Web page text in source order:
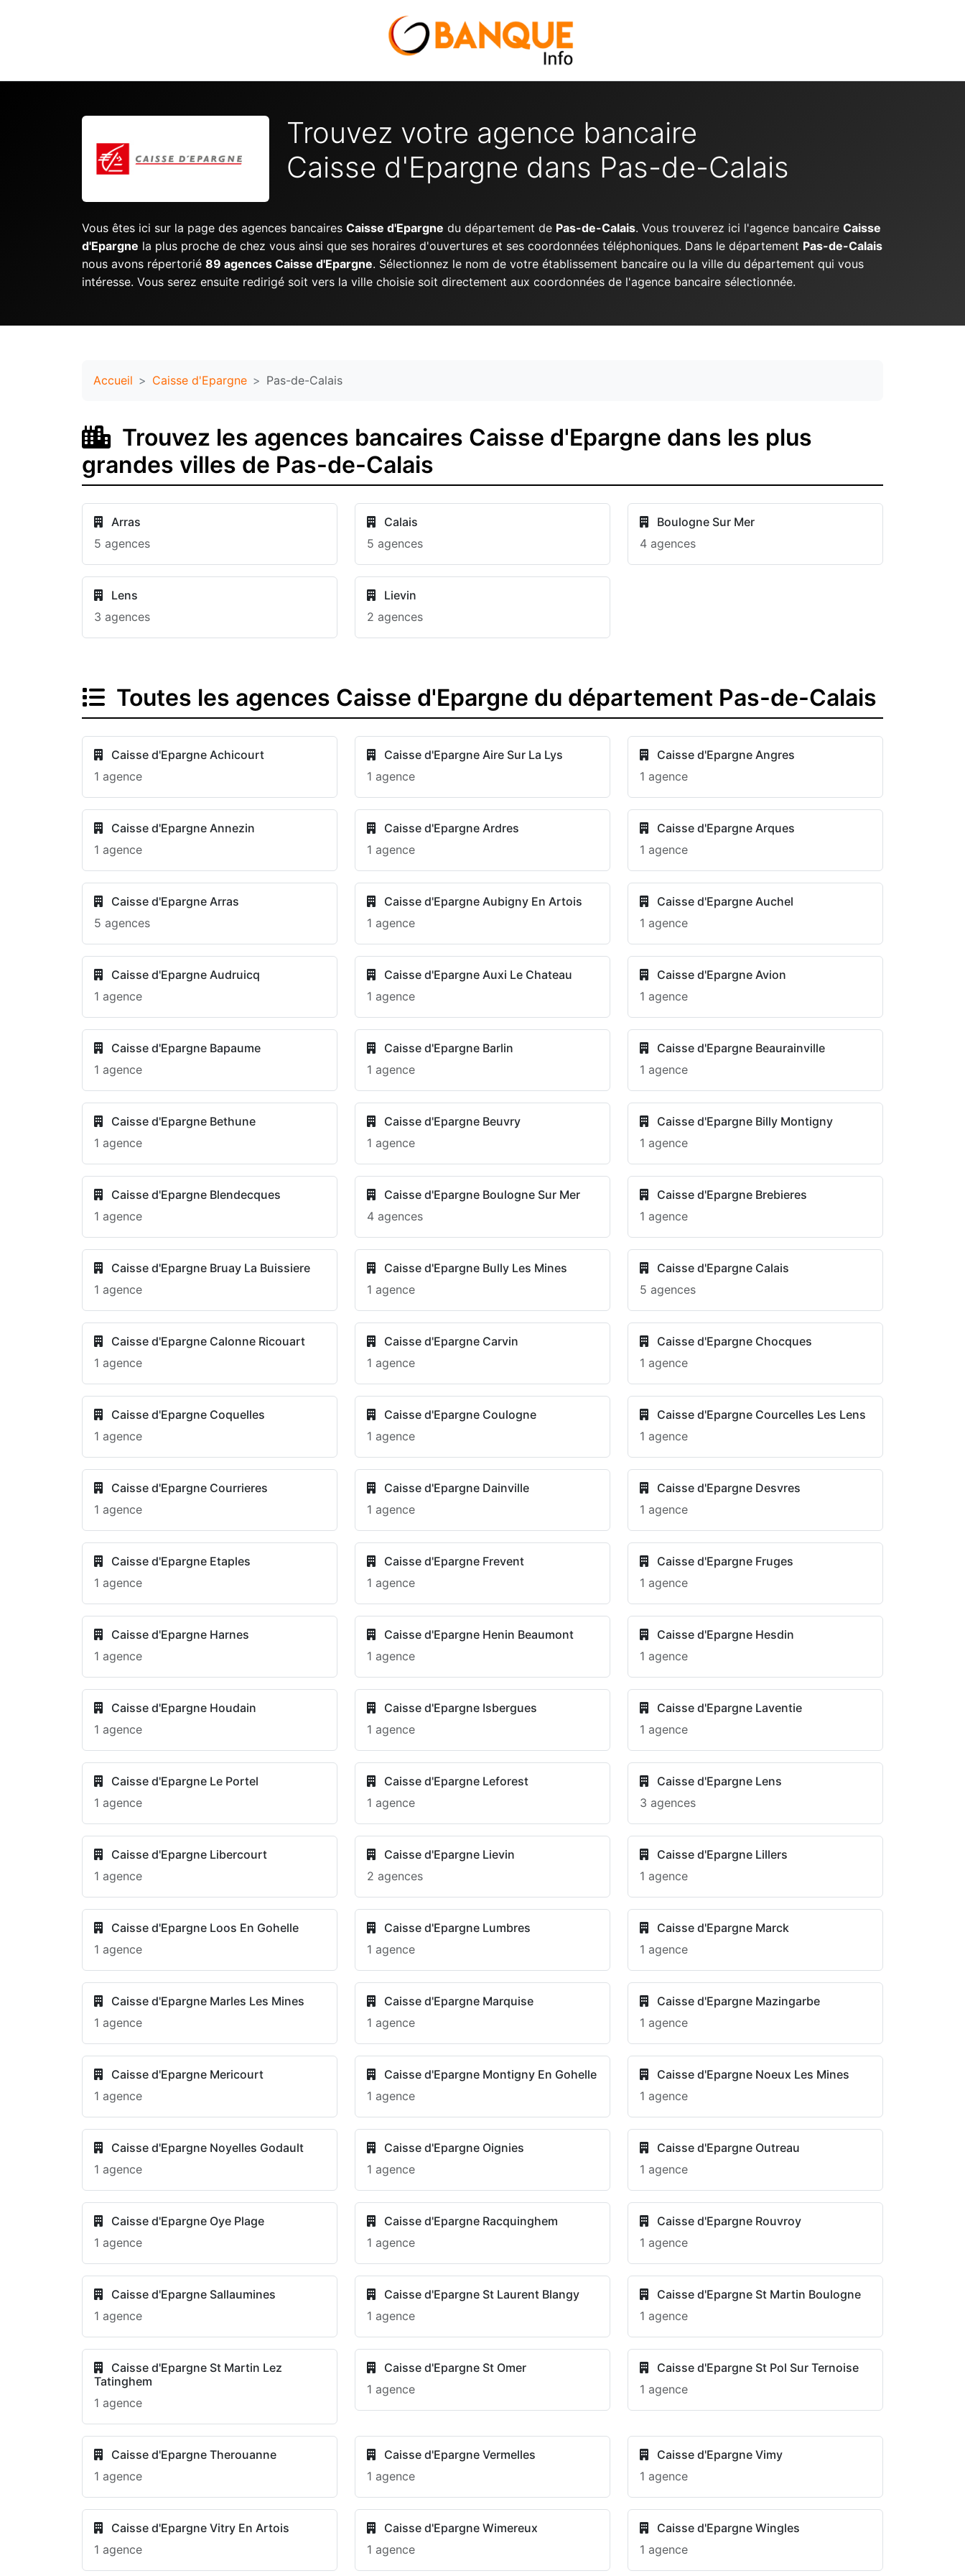
Trouvez votre agence bancaire
Caisse d'Epargne dans Pas-de-Calais
Vous êtes ici sur la page des agences bancaires Caisse d'Epargne du département de Pas-de-Calais. Vous trouverez ici l'agence bancaire Caisse
d'Epargne la plus proche de chez vous ainsi que ses horaires d'ouvertures et ses coordonnées téléphoniques. Dans le département Pas-de-Calais
nous avons répertorié 89 agences Caisse d'Epargne. Sélectionnez le nom de votre établissement bancaire ou la ville du département qui vous
intéresse. Vous serez ensuite redirigé soit vers la ville choisie soit directement aux coordonnées de l'agence bancaire sélectionnée.
Accueil Caisse d'Epargne Pas-de-Calais
Trouvez les agences bancaires Caisse d'Epargne dans les plus
grandes villes de Pas-de-Calais
Arras
5 agences
Calais
5 agences
Boulogne Sur Mer
4 agences
Lens
3 agences
Lievin
2 agences
Toutes les agences Caisse d'Epargne du département Pas-de-Calais
Caisse d'Epargne Achicourt
1 agence
Caisse d'Epargne Aire Sur La Lys
1 agence
Caisse d'Epargne Angres
1 agence
Caisse d'Epargne Annezin
1 agence
Caisse d'Epargne Ardres
1 agence
Caisse d'Epargne Arques
1 agence
Caisse d'Epargne Arras
5 agences
Caisse d'Epargne Aubigny En Artois
1 agence
Caisse d'Epargne Auchel
1 agence
Caisse d'Epargne Audruicq
1 agence
Caisse d'Epargne Auxi Le Chateau
1 agence
Caisse d'Epargne Avion
1 agence
Caisse d'Epargne Bapaume
1 agence
Caisse d'Epargne Barlin
1 agence
Caisse d'Epargne Beaurainville
1 agence
Caisse d'Epargne Bethune
1 agence
Caisse d'Epargne Beuvry
1 agence
Caisse d'Epargne Billy Montigny
1 agence
Caisse d'Epargne Blendecques
1 agence
Caisse d'Epargne Boulogne Sur Mer
4 agences
Caisse d'Epargne Brebieres
1 agence
Caisse d'Epargne Bruay La Buissiere
1 agence
Caisse d'Epargne Bully Les Mines
1 agence
Caisse d'Epargne Calais
5 agences
Caisse d'Epargne Calonne Ricouart
1 agence
Caisse d'Epargne Carvin
1 agence
Caisse d'Epargne Chocques
1 agence
Caisse d'Epargne Coquelles
1 agence
Caisse d'Epargne Coulogne
1 agence
Caisse d'Epargne Courcelles Les Lens
1 agence
Caisse d'Epargne Courrieres
1 agence
Caisse d'Epargne Dainville
1 agence
Caisse d'Epargne Desvres
1 agence
Caisse d'Epargne Etaples
1 agence
Caisse d'Epargne Frevent
1 agence
Caisse d'Epargne Fruges
1 agence
Caisse d'Epargne Harnes
1 agence
Caisse d'Epargne Henin Beaumont
1 agence
Caisse d'Epargne Hesdin
1 agence
Caisse d'Epargne Houdain
1 agence
Caisse d'Epargne Isbergues
1 agence
Caisse d'Epargne Laventie
1 agence
Caisse d'Epargne Le Portel
1 agence
Caisse d'Epargne Leforest
1 agence
Caisse d'Epargne Lens
3 agences
Caisse d'Epargne Libercourt
1 agence
Caisse d'Epargne Lievin
2 agences
Caisse d'Epargne Lillers
1 agence
Caisse d'Epargne Loos En Gohelle
1 agence
Caisse d'Epargne Lumbres
1 agence
Caisse d'Epargne Marck
1 agence
Caisse d'Epargne Marles Les Mines
1 agence
Caisse d'Epargne Marquise
1 agence
Caisse d'Epargne Mazingarbe
1 agence
Caisse d'Epargne Mericourt
1 agence
Caisse d'Epargne Montigny En Gohelle
1 agence
Caisse d'Epargne Noeux Les Mines
1 agence
Caisse d'Epargne Noyelles Godault
1 agence
Caisse d'Epargne Oignies
1 agence
Caisse d'Epargne Outreau
1 agence
Caisse d'Epargne Oye Plage
1 agence
Caisse d'Epargne Racquinghem
1 agence
Caisse d'Epargne Rouvroy
1 agence
Caisse d'Epargne Sallaumines
1 agence
Caisse d'Epargne St Laurent Blangy
1 agence
Caisse d'Epargne St Martin Boulogne
1 agence
Caisse d'Epargne St Martin Lez
Tatinghem
1 agence
Caisse d'Epargne St Omer
1 agence
Caisse d'Epargne St Pol Sur Ternoise
1 agence
Caisse d'Epargne Therouanne
1 agence
Caisse d'Epargne Vermelles
1 agence
Caisse d'Epargne Vimy
1 agence
Caisse d'Epargne Vitry En Artois
1 agence
Caisse d'Epargne Wimereux
1 agence
Caisse d'Epargne Wingles
1 agence